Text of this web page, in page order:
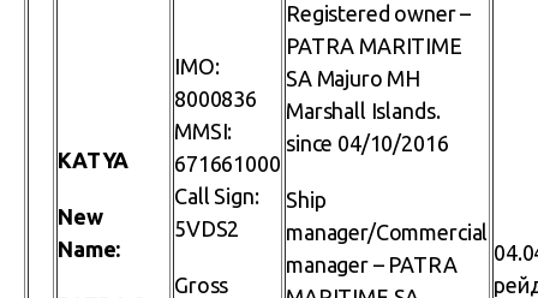
KATYA
New
Name:
IMO:
8000836
MMSI:
671661000
Call Sign:
5VDS2
Gross
Registered owner –
PATRA MARITIME
SA Majuro MH
Marshall Islands.
since 04/10/2016
Ship
manager/Commercial
manager – PATRA